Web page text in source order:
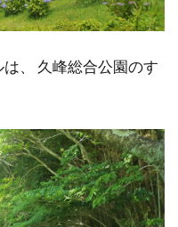
、 久峰総合公園のす